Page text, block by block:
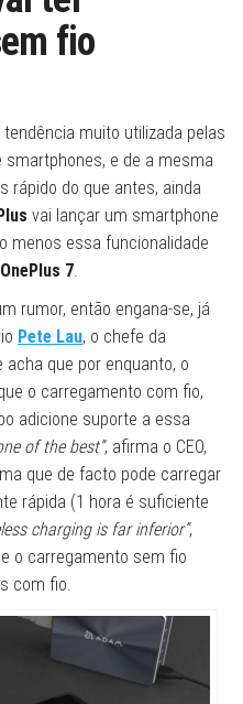
fio
muito utilizada pelas
e de a mesma
rápido do que antes, ainda
vai lançar um smartphone
menos essa funcionalidade
OnePlus 7.
rumor, então engana-se, já
Pete Lau, o chefe da
acha que por enquanto, o
o carregamento com fio,
adicione suporte a essa
of the best”, afirma o CEO,
que de facto pode carregar
rápida (1 hora é suficiente
charging is far inferior”,
o carregamento sem fio
com fio.